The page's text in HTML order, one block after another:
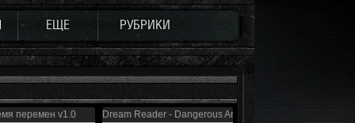
ЕЩЕ РУБРИКИ
перемен v1.0 Dream Reader - Dangerous Area